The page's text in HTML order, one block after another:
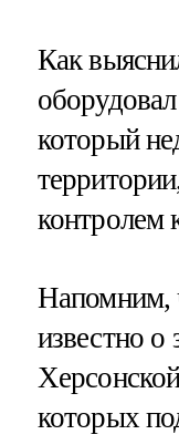
Как
который
контролем
Напомним,
известно о
которых